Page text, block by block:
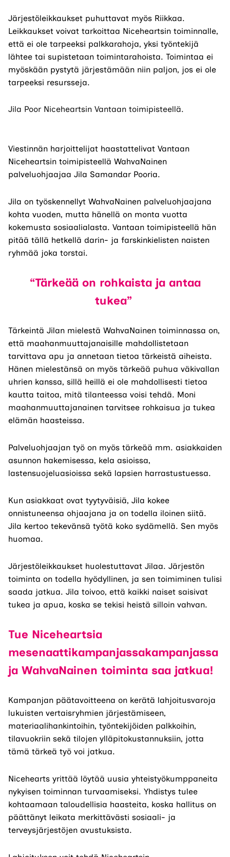
Järjestöleikkaukset puhuttavat myös Riikkaa.
Leikkaukset voivat tarkoittaa Niceheartsin toiminnalle,
että ei ole tarpeeksi palkkarahoja, yksi työntekijä
lähtee tai supistetaan toimintarahoista. Toimintaa ei
myöskään pystytä järjestämään niin paljon, jos ei ole
tarpeeksi resursseja.
Jila Poor Niceheartsin Vantaan toimipisteellä.
Viestinnän harjoittelijat haastattelivat Vantaan
Niceheartsin toimipisteellä WahvaNainen
palveluohjaajaa Jila Samandar Pooria.
Jila on työskennellyt WahvaNainen palveluohjaajana
kohta vuoden, mutta hänellä on monta vuotta
kokemusta sosiaalialasta. Vantaan toimipisteellä hän
pitää tällä hetkellä darin- ja farskinkielisten naisten
ryhmää joka torstai.
“Tärkeää on rohkaista ja antaa
tukea”
Tärkeintä Jilan mielestä WahvaNainen toiminnassa on,
että maahanmuuttajanaisille mahdollistetaan
tarvittava apu ja annetaan tietoa tärkeistä aiheista.
Hänen mielestänsä on myös tärkeää puhua väkivallan
uhrien kanssa, sillä heillä ei ole mahdollisesti tietoa
kautta taitoa, mitä tilanteessa voisi tehdä. Moni
maahanmuuttajanainen tarvitsee rohkaisua ja tukea
elämän haasteissa.
Palveluohjaajan työ on myös tärkeää mm. asiakkaiden
asunnon hakemisessa, kela asioissa,
lastensuojeluasioissa sekä lapsien harrastustuessa.
Kun asiakkaat ovat tyytyväisiä, Jila kokee
onnistuneensa ohjaajana ja on todella iloinen siitä.
Jila kertoo tekevänsä työtä koko sydämellä. Sen myös
huomaa.
Järjestöleikkaukset huolestuttavat Jilaa. Järjestön
toiminta on todella hyödyllinen, ja sen toimiminen tulisi
saada jatkua. Jila toivoo, että kaikki naiset saisivat
tukea ja apua, koska se tekisi heistä silloin vahvan.
Tue Niceheartsia
mesenaattikampanjassakampanjassa
ja WahvaNainen toiminta saa jatkua!
Kampanjan päätavoitteena on kerätä lahjoitusvaroja
lukuisten vertaisryhmien järjestämiseen,
materiaalihankintoihin, työntekijöiden palkkoihin,
tilavuokriin sekä tilojen ylläpitokustannuksiin, jotta
tämä tärkeä työ voi jatkua.
Nicehearts yrittää löytää uusia yhteistyökumppaneita
nykyisen toiminnan turvaamiseksi. Yhdistys tulee
kohtaamaan taloudellisia haasteita, koska hallitus on
päättänyt leikata merkittävästi sosiaali- ja
terveysjärjestöjen avustuksista.